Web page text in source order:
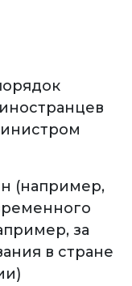
(например,
за
в стране